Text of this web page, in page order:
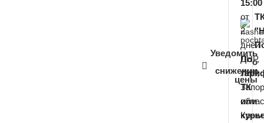
Уведомить
о
снижении
цены
15:00
ДНР,
ЛНР,
Крым
от
2
дней
По
ТК
или